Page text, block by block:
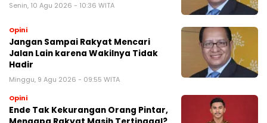
Senin, 10 Agu 2026 - 10:36 WITA
Opini
Jangan Sampai Rakyat Mencari
Jalan Lain karena Wakilnya Tidak
Hadir
Minggu, 9 Agu 2026 - 09:55 WITA
Opini
Ende Tak Kekurangan Orang Pintar,